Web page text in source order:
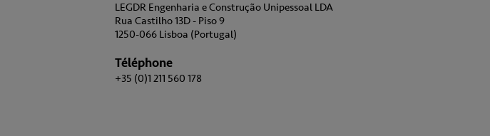
LEGDR Engenharia e Construção Unipessoal LDA
Rua Castilho 13D - Piso 9
1250-066 Lisboa (Portugal)
Téléphone
+35 (0)1 211 560 178